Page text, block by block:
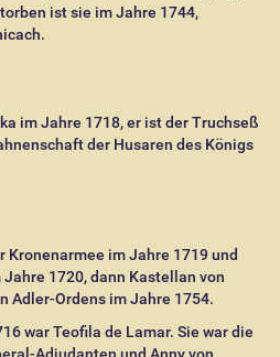
ist sie im Jahre 1744,
im Jahre 1718, er ist der Truchseß
der Husaren des Königs
Kronenarmee im Jahre 1719 und
1720, dann Kastellan von
Adler-Ordens im Jahre 1754.
war Teofila de Lamar. Sie war die